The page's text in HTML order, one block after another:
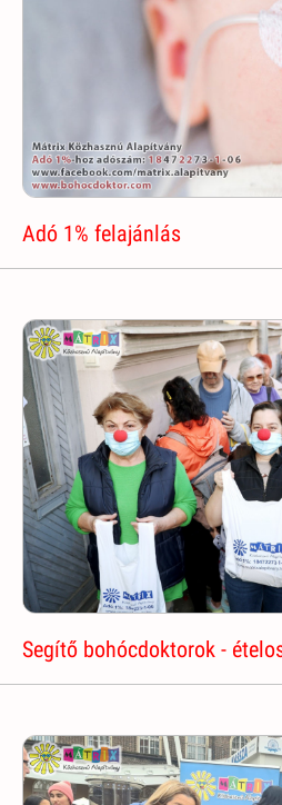
Adó 1% felajánlás
Segítő bohócdoktorok -